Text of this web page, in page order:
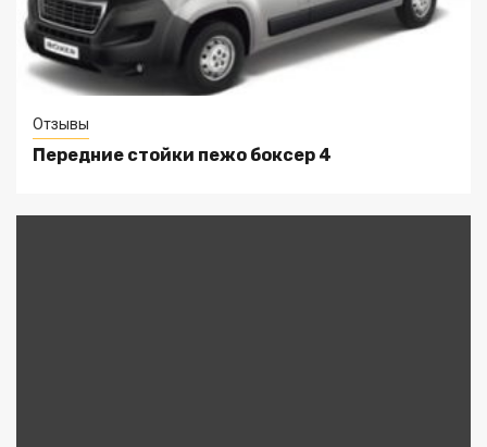
Отзывы
Передние стойки пежо боксер 4